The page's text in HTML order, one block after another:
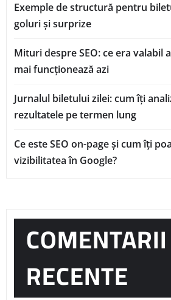
Exemple de structură pentru
goluri și surprize
Mituri despre SEO: ce era valabil
mai funcționează azi
Jurnalul biletului zilei: cum îți
rezultatele pe termen lung
Ce este SEO on-page și cum îți
vizibilitatea în Google?
COMENTARII
RECENTE